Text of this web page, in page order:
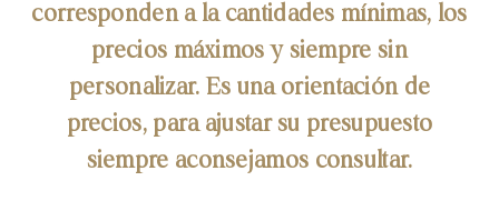
corresponden a la cantidades mínimas, los
precios máximos y siempre sin
personalizar. Es una orientación de
precios, para ajustar su presupuesto
siempre aconsejamos consultar.